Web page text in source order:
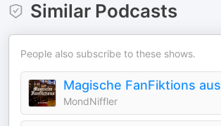
Similar Podcasts
People also subscribe to these shows.
Magische FanFiktions
MondNiffler